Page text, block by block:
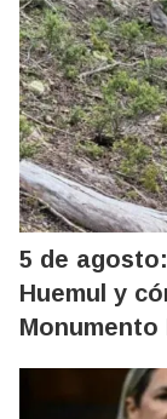
5 de
Huemul y
Monumento